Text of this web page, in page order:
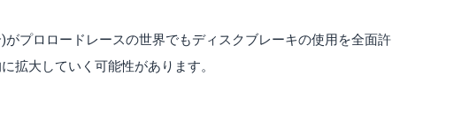
がプロロードレースの世界でもディスクブレーキの使用を全面許
拡大していく可能性があります。